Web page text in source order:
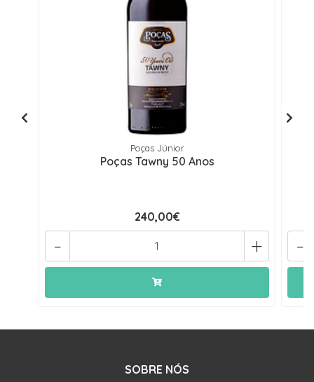
Poças Júnior
Poças Tawny 50 Anos
240,00€
+
- -
SOBRE NÓS